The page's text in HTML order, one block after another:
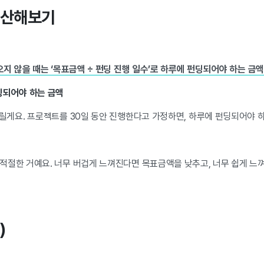
해보기
않을 때는 ‘목표금액 ÷ 펀딩 진행 일수’로 하루에 펀딩되어야 하는 금
어야 하는 금액
게요. 프로젝트를 30일 동안 진행한다고 가정하면, 하루에 펀딩되어야
절한 거예요. 너무 버겁게 느껴진다면 목표금액을 낮추고, 너무 쉽게 느